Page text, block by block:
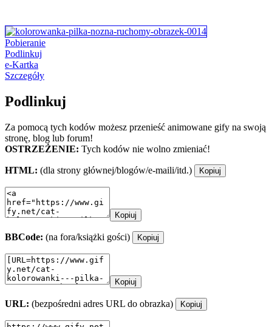
Pobieranie
Podlinkuj
e-Kartka
Szczegóły
Podlinkuj
Za pomocą tych kodów możesz przenieść animowane gify na swoją
stronę, blog lub forum!
OSTRZEŻENIE: Tych kodów nie wolno zmieniać!
HTML: (dla strony głównej/blogów/e-maili/itd.) Kopiuj
Kopiuj
BBCode: (na fora/książki gości) Kopiuj
Kopiuj
URL: (bezpośredni adres URL do obrazka) Kopiuj